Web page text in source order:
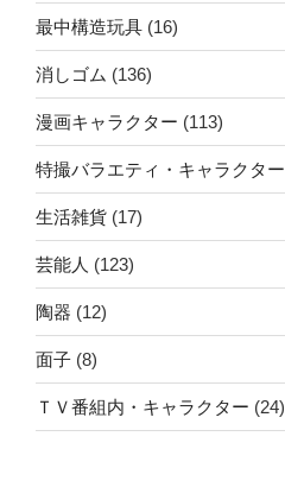
最中構造玩具 (16)
消しゴム (136)
漫画キャラクター (113)
特撮バラエティ・キャラクター
生活雑貨 (17)
芸能人 (123)
陶器 (12)
面子 (8)
ＴＶ番組内・キャラクター (24)